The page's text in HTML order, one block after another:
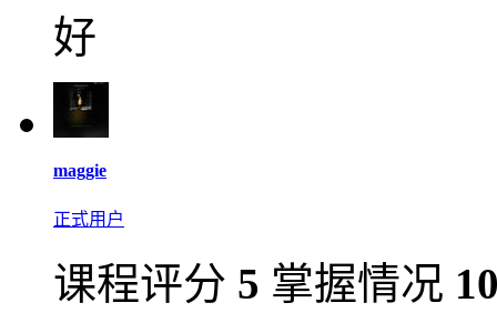
好
maggie
正式用户
课程评分 5 掌握情况